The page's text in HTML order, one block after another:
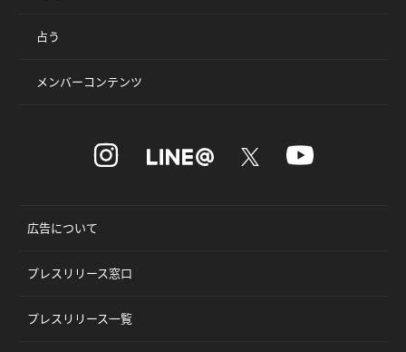
占う
メンバーコンテンツ
広告について
プレスリリース窓口
プレスリリース一覧